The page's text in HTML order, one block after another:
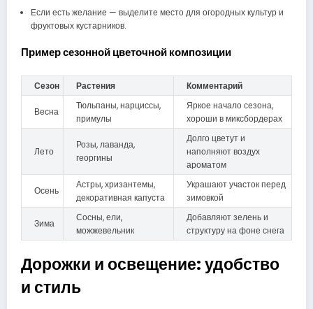
Если есть желание — выделите место для огородных культур и
фруктовых кустарников.
Пример сезонной цветочной композиции
Сезон Растения Комментарий
Весна
Тюльпаны, нарциссы,
примулы
Яркое начало сезона,
хороши в миксбордерах
Лето
Розы, лаванда,
георгины
Долго цветут и
наполняют воздух
ароматом
Осень
Астры, хризантемы,
декоративная капуста
Украшают участок перед
зимовкой
Зима
Сосны, ели,
можжевельник
Добавляют зелень и
структуру на фоне снега
Дорожки и освещение: удобство
и стиль